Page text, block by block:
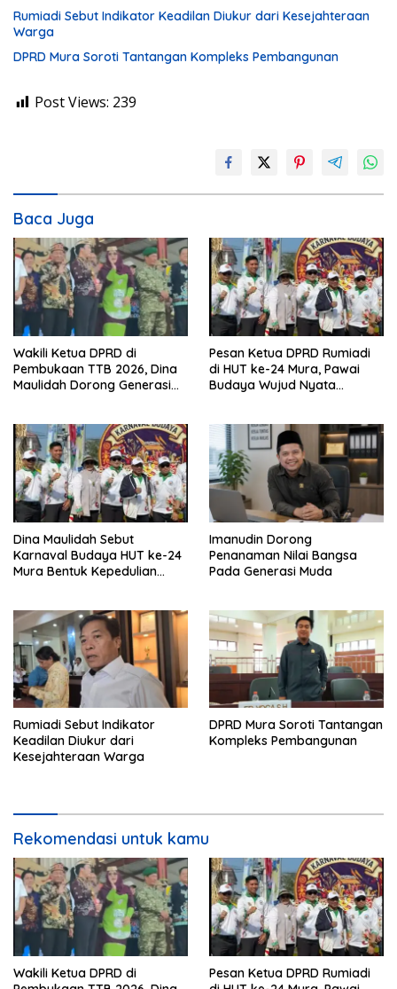
Rumiadi Sebut Indikator Keadilan Diukur dari Kesejahteraan
Warga
DPRD Mura Soroti Tantangan Kompleks Pembangunan
Post Views: 239
Baca Juga
Wakili Ketua DPRD di
Pembukaan TTB 2026, Dina
Maulidah Dorong Generasi
Pesan Ketua DPRD Rumiadi
di HUT ke-24 Mura, Pawai
Budaya Wujud Nyata
Dina Maulidah Sebut
Karnaval Budaya HUT ke-24
Mura Bentuk Kepedulian
Imanudin Dorong
Penanaman Nilai Bangsa
Pada Generasi Muda
Rumiadi Sebut Indikator
Keadilan Diukur dari
Kesejahteraan Warga
DPRD Mura Soroti Tantangan
Kompleks Pembangunan
Rekomendasi untuk kamu
Wakili Ketua DPRD di
Pesan Ketua DPRD Rumiadi